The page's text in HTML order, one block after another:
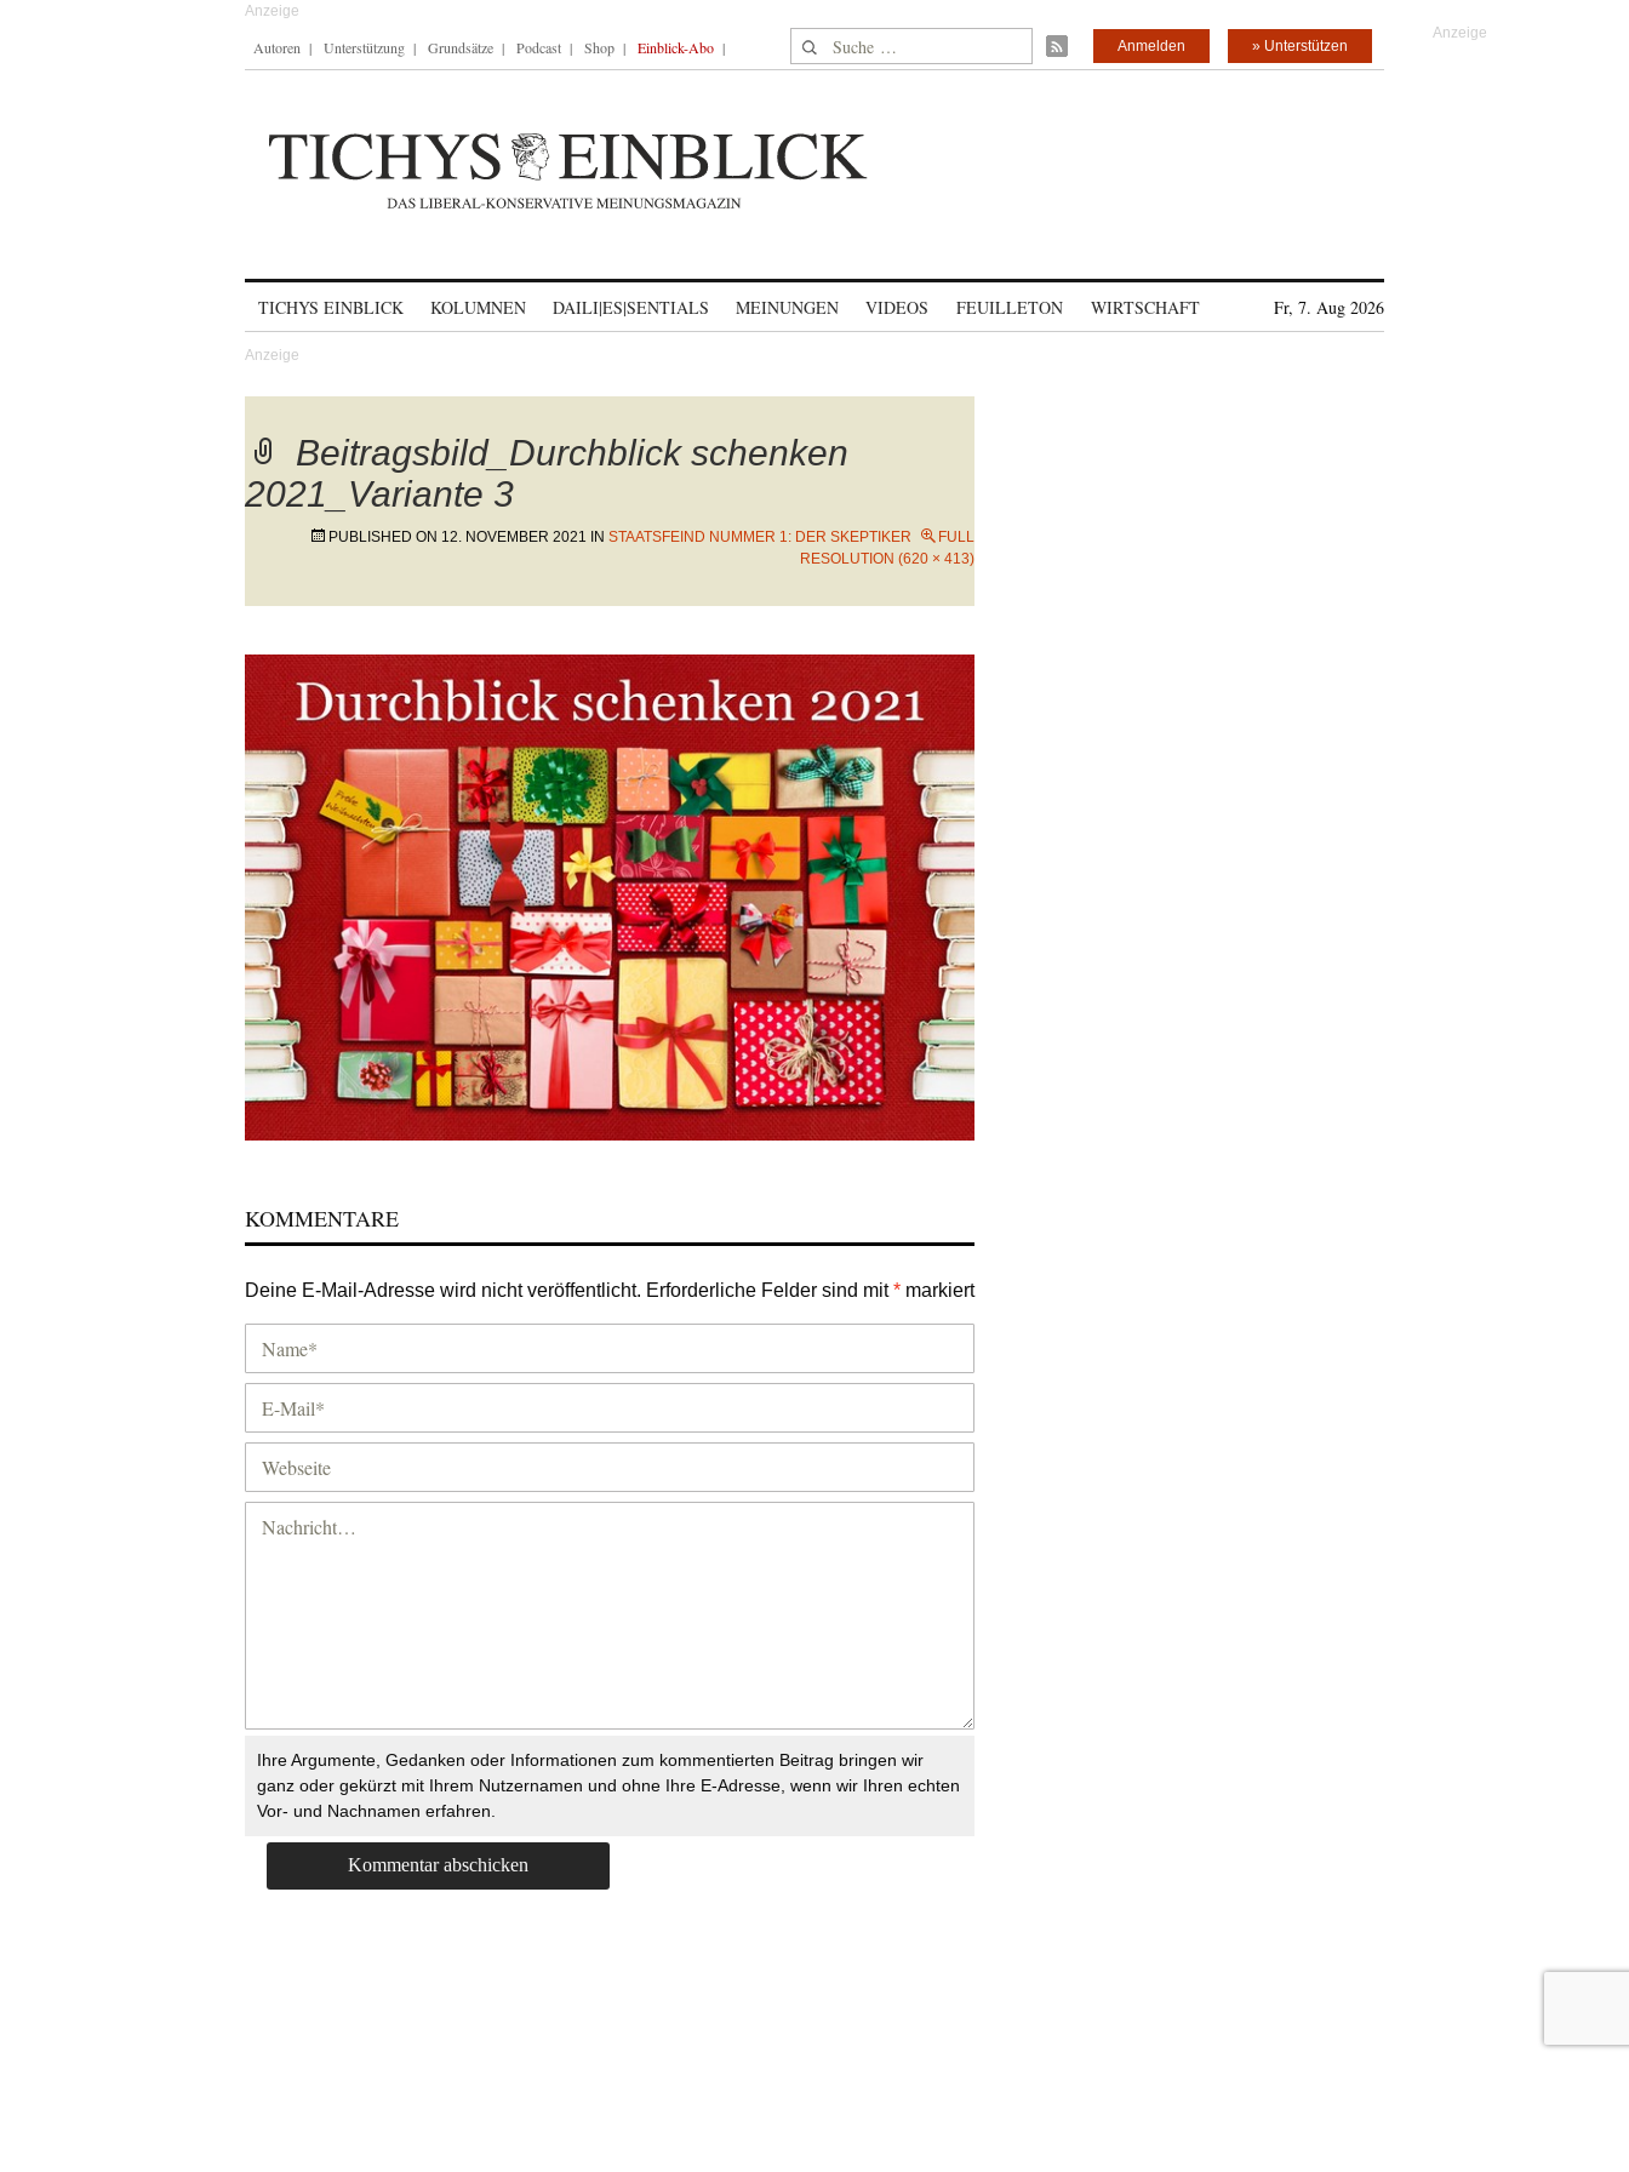
Autoren Unterstützung Grundsätze Podcast Shop Einblick-Abo Suche nach: » Unterstützen
Anmelden
TICHYS EINBLICK KOLUMNEN DAILI|ES|SENTIALS MEINUNGEN VIDEOS FEUILLETON WIRTSCHAFT Fr, 7. Aug 2026
Beitragsbild_Durchblick schenken
2021_Variante 3
PUBLISHED ON 12. NOVEMBER 2021 IN STAATSFEIND NUMMER 1: DER SKEPTIKER
FULL
RESOLUTION (620 × 413)
KOMMENTARE
Deine E-Mail-Adresse wird nicht veröffentlicht. Erforderliche Felder sind mit* markiert
Ihre Argumente, Gedanken oder Informationen zum kommentierten Beitrag bringen wir
ganz oder gekürzt mit Ihrem Nutzernamen und ohne Ihre E-Adresse, wenn wir Ihren echten
Vor- und Nachnamen erfahren.